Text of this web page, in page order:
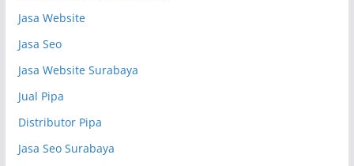
Jasa Website
Jasa Seo
Jasa Website Surabaya
Jual Pipa
Distributor Pipa
Jasa Seo Surabaya